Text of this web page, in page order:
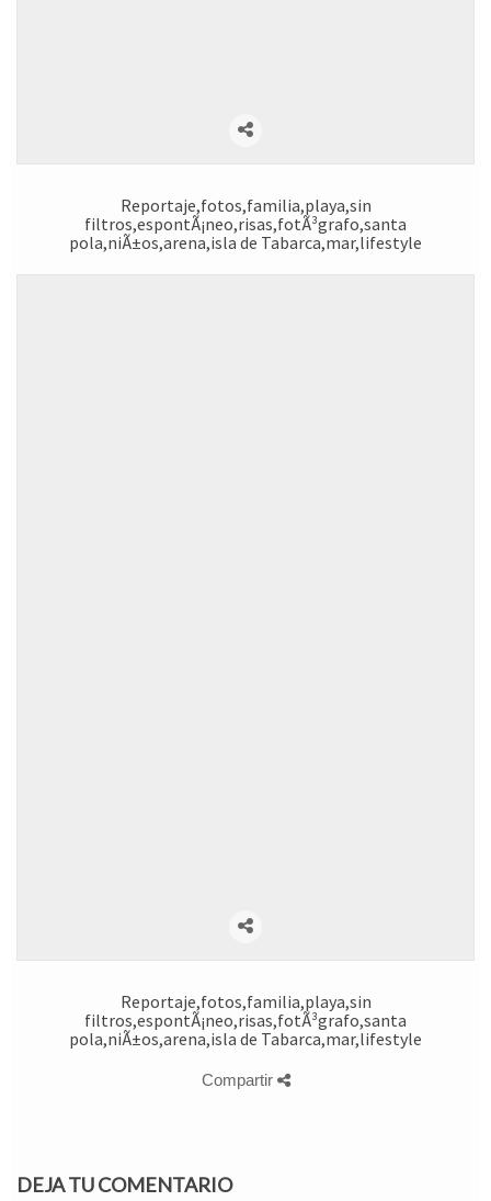
Reportaje,fotos,familia,playa,sin
filtros,espontÃ¡neo,risas,fotÃ³grafo,santa
pola,niÃ±os,arena,isla de Tabarca,mar,lifestyle
Reportaje,fotos,familia,playa,sin
filtros,espontÃ¡neo,risas,fotÃ³grafo,santa
pola,niÃ±os,arena,isla de Tabarca,mar,lifestyle
Compartir
DEJA TU COMENTARIO